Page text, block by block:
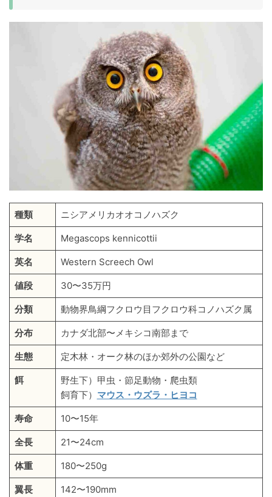
種類 ニシアメリカオオコノハズク
学名 Megascops kennicottii
英名 Western Screech Owl
値段 30〜35万円
分類 動物界鳥綱フクロウ目フクロウ科コノハズク属
分布 カナダ北部〜メキシコ南部まで
生態 定木林・オーク林のほか郊外の公園など
餌
野生下）甲虫・節足動物・爬虫類
飼育下） マウス・ウズラ・ヒヨコ
寿命 10〜15年
全長 21〜24cm
体重 180〜250g
翼長 142〜190mm